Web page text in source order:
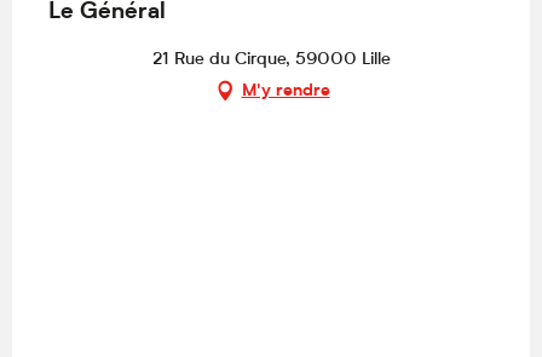
Le Général
21 Rue du Cirque, 59000 Lille
M'y rendre